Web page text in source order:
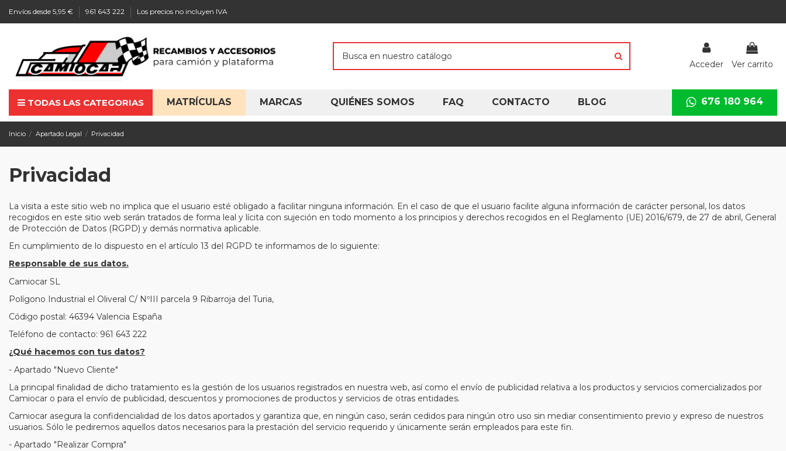
Envíos desde 5,95 € 961 643 222 Los precios no incluyen IVA
Acceder Ver carrito
TODAS LAS CATEGORIAS MATRÍCULAS MARCAS QUIÉNES SOMOS FAQ CONTACTO BLOG 676 180 964
Inicio Apartado Legal Privacidad
Privacidad
La visita a este sitio web no implica que el usuario esté obligado a facilitar ninguna información. En el caso de que el usuario facilite alguna información de carácter personal, los datos
recogidos en este sitio web serán tratados de forma leal y lícita con sujeción en todo momento a los principios y derechos recogidos en el Reglamento (UE) 2016/679, de 27 de abril, General
de Protección de Datos (RGPD) y demás normativa aplicable.
En cumplimiento de lo dispuesto en el artículo 13 del RGPD te informamos de lo siguiente:
Responsable de sus datos.
Camiocar SL
Polígono Industrial el Oliveral C/ NºIII parcela 9 Ribarroja del Turia,
Código postal: 46394 Valencia España
Teléfono de contacto: 961 643 222
¿Qué hacemos con tus datos?
- Apartado "Nuevo Cliente"
La principal finalidad de dicho tratamiento es la gestión de los usuarios registrados en nuestra web, así como el envío de publicidad relativa a los productos y servicios comercializados por
Camiocar o para el envío de publicidad, descuentos y promociones de productos y servicios de otras entidades.
Camiocar asegura la confidencialidad de los datos aportados y garantiza que, en ningún caso, serán cedidos para ningún otro uso sin mediar consentimiento previo y expreso de nuestros
usuarios. Sólo le pediremos aquellos datos necesarios para la prestación del servicio requerido y únicamente serán empleados para este fin.
- Apartado "Realizar Compra"